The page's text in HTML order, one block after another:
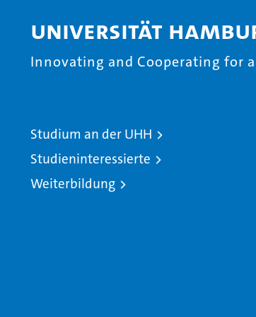
Universität
Innovating and Cooperating for
Studium an der UHH
Studieninteressierte
Weiterbildung